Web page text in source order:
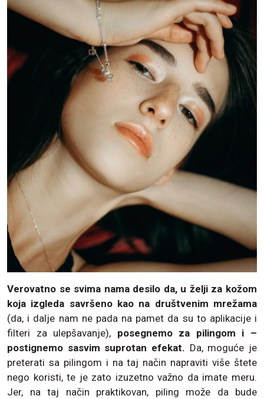
Verovatno se svima nama desilo da, u želji za kožom
koja izgleda savršeno kao na društvenim mrežama
(da, i dalje nam ne pada na pamet da su to aplikacije i
filteri za ulepšavanje), posegnemo za pilingom i –
postignemo sasvim suprotan efekat. Da, moguće je
preterati sa pilingom i na taj način napraviti više štete
nego koristi, te je zato izuzetno važno da imate meru.
Jer, na taj način praktikovan, piling može da bude